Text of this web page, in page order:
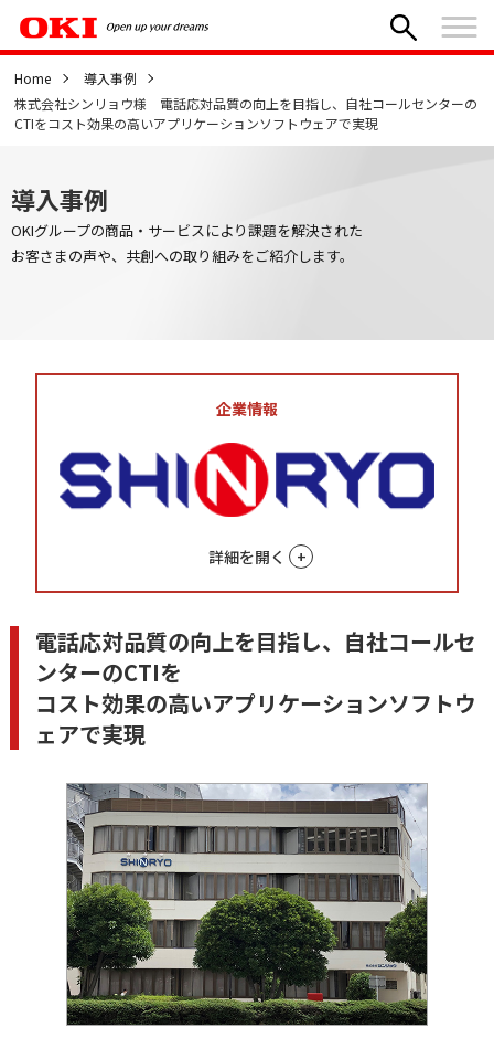
Home
導入事例
株式会社シンリョウ様 電話応対品質の向上を目指し、自社コールセンターの
CTIをコスト効果の高いアプリケーションソフトウェアで実現
導入事例
OKIグループの商品・サービスにより課題を解決された
お客さまの声や、共創への取り組みをご紹介します。
企業情報
詳細を開く
電話応対品質の向上を目指し、自社コールセ
ンターのCTIを
コスト効果の高いアプリケーションソフトウ
ェアで実現